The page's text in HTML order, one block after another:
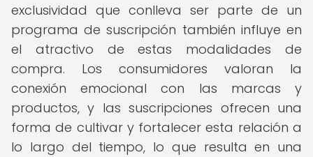
exclusividad que conlleva ser parte de un
programa de suscripción también influye en
el atractivo de estas modalidades de
compra. Los consumidores valoran la
conexión emocional con las marcas y
productos, y las suscripciones ofrecen una
forma de cultivar y fortalecer esta relación a
lo largo del tiempo, lo que resulta en una